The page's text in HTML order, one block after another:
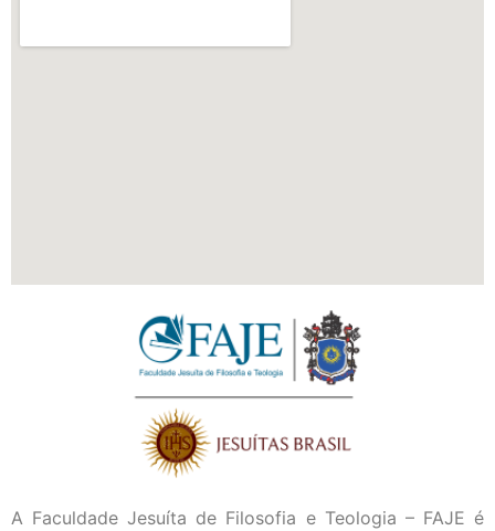
A Faculdade Jesuíta de Filosofia e Teologia – FAJE é